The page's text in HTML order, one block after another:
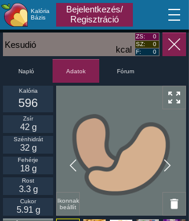
Kalória
Bázis
Bejelentkezés/
Regisztráció
MA
kcal
Kesudió
ZS:
0
SZ:
0
F:
0
Napló Adatok Fórum
Ikonnak
beállít
Kalória
596
Zsír
42 g
Szénhidrát
32 g
Fehérje
18 g
Rost
3.3 g
Cukor
5.91 g